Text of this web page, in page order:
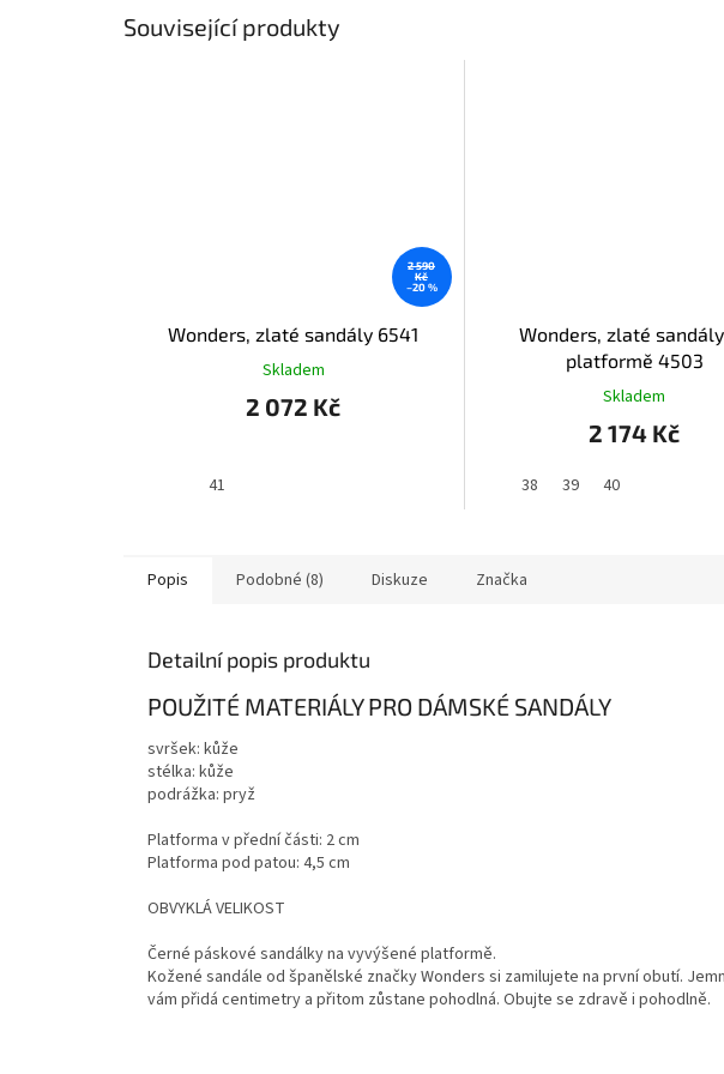
Související produkty
2 590
Kč
–20 %
Wonders, zlaté sandály 6541
Skladem
2 072 Kč
41
Wonders, zlaté
platformě 4503
Skladem
2 174 Kč
38 39 40
Popis Podobné (8) Diskuze Značka
Detailní popis produktu
POUŽITÉ MATERIÁLY PRO DÁMSKÉ SANDÁLY
svršek: kůže
stélka: kůže
podrážka: pryž
Platforma v přední části: 2 cm
Platforma pod patou: 4,5 cm
OBVYKLÁ VELIKOST
Černé páskové sandálky na vyvýšené platformě.
Kožené sandále od španělské značky Wonders si zamilujete na první obutí.
vám přidá centimetry a přitom zůstane pohodlná. Obujte se zdravě i pohodlně.